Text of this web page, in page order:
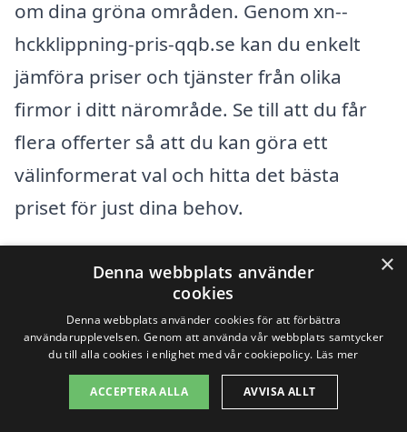
om dina gröna områden. Genom xn--
hckklippning-pris-qqb.se kan du enkelt
jämföra priser och tjänster från olika
firmor i ditt närområde. Se till att du får
flera offerter så att du kan göra ett
välinformerat val och hitta det bästa
priset för just dina behov.
Få 3 erbjudanden, gratis och utan
Sök efter en
×
Denna webbplats använder
cookies
Denna webbplats använder cookies för att förbättra
användarupplevelsen. Genom att använda vår webbplats samtycker
du till alla cookies i enlighet med vår cookiepolicy. Läs mer
ACCEPTERA ALLA AVVISA ALLT